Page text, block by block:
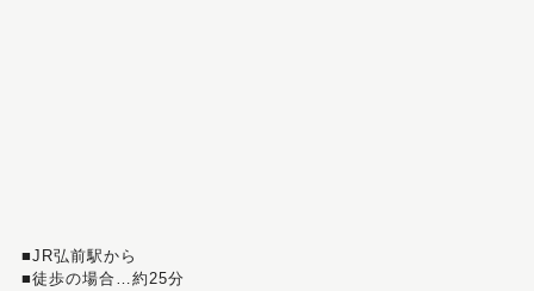
■JR弘前駅から
■徒歩の場合…約25分